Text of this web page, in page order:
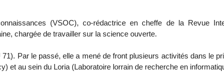
(VSOC), co-rédactrice en cheffe de la Revue
chargée de travailler sur la science ouverte.
Par le passé, elle a mené de front plusieurs activités dans le
et au sein du Loria (Laboratoire lorrain de recherche en